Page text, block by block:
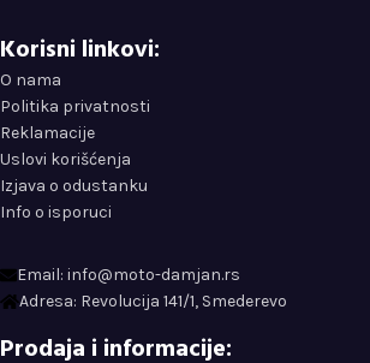
Korisni linkovi:
O nama
Politika privatnosti
Reklamacije
Uslovi korišćenja
Izjava o odustanku
Info o isporuci
Email: info@moto-damjan.rs
Adresa: Revolucija 141/1, Smederevo
Prodaja i informacije: